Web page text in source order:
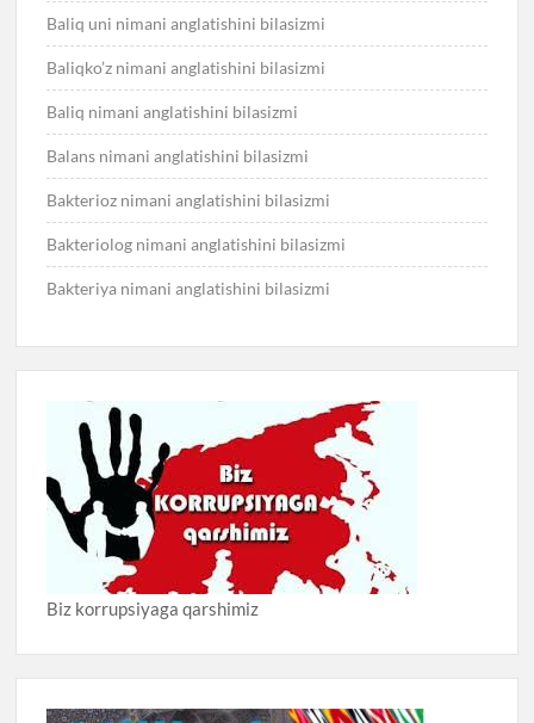
Baliq uni nimani anglatishini bilasizmi
Baliqko’z nimani anglatishini bilasizmi
Baliq nimani anglatishini bilasizmi
Balans nimani anglatishini bilasizmi
Bakterioz nimani anglatishini bilasizmi
Bakteriolog nimani anglatishini bilasizmi
Bakteriya nimani anglatishini bilasizmi
Biz korrupsiyaga qarshimiz